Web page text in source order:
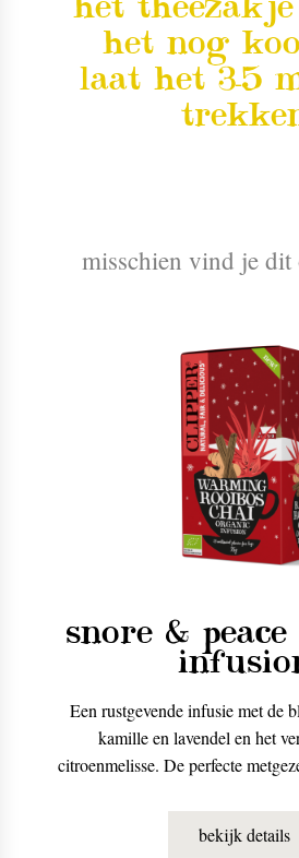
het
het nog
laat het 3-5
misschien vind je
snore &
Een rustgevende infusie met de
kamille en lavendel en het
citroenmelisse. De perfecte
bekijk details